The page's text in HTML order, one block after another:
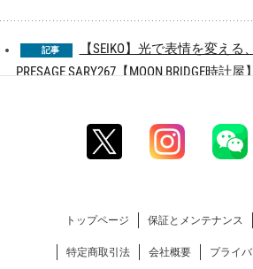
記事
【SEIKO】光で表情を変える
PRESAGE SARY267【MOON BRIDGE時計屋
【人気につき再入荷！】『頭文
記事 【7月スタート！】毎日着け
トップページ 保証とメンテナンス
特定商取引法 会社概要 プライ